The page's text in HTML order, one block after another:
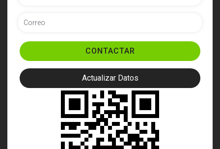
CONTACTAR
Actualizar Datos